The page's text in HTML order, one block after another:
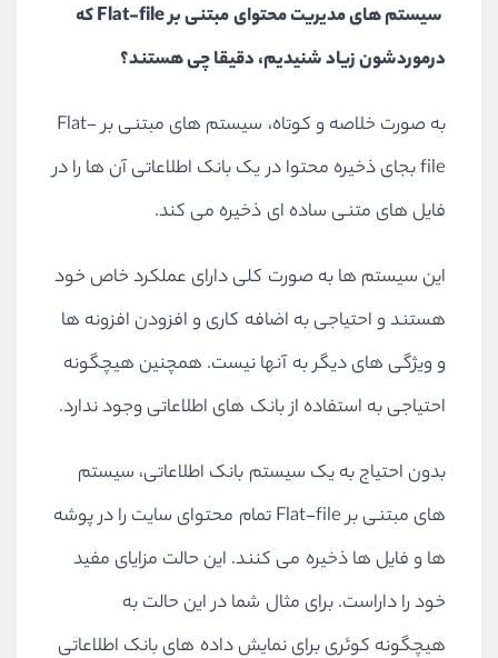
سیستم های مدیریت محتوای مبتنی بر Flat-file که
درموردشون زیاد شنیدیم، دقیقا چی هستند؟
به صورت خلاصه و کوتاه، سیستم های مبتنی بر Flat-
file بجای ذخیره محتوا در یک بانک اطلاعاتی آن ها را در
فایل های متنی ساده ای ذخیره می کند.
این سیستم ها به صورت کلی دارای عملکرد خاص خود
هستند و احتیاجی به اضافه کاری و افزودن افزونه ها
و ویژگی های دیگر به آنها نیست. همچنین هیچگونه
احتیاجی به استفاده از بانک های اطلاعاتی وجود ندارد.
بدون احتیاج به یک سیستم بانک اطلاعاتی، سیستم
های مبتنی بر Flat-file تمام محتوای سایت را در پوشه
ها و فایل ها ذخیره می کنند. این حالت مزایای مفید
خود را داراست. برای مثال شما در این حالت به
هیچگونه کوئری برای نمایش داده های بانک اطلاعاتی